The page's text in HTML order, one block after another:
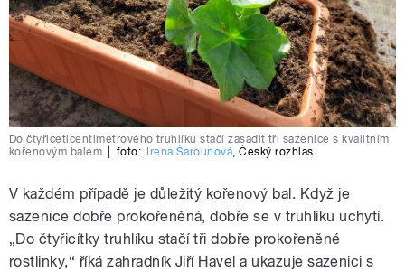
Do čtyřiceticentimetrového truhlíku stačí zasadit tři sazenice s kvalitním
kořenovým balem
foto: Irena Šarounová,Český rozhlas
V každém případě je důležitý kořenový bal. Když je
sazenice dobře prokořeněná, dobře se v truhlíku uchytí.
„Do čtyřicítky truhlíku stačí tři dobře prokořeněné
rostlinky,“ říká zahradník Jiří Havel a ukazuje sazenici s